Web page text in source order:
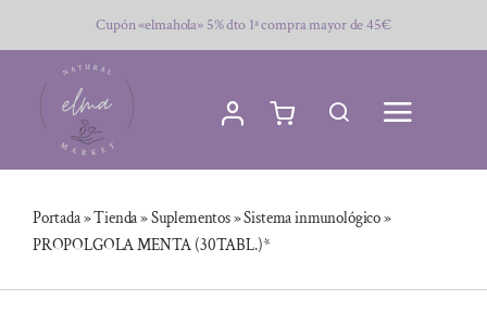
al
contenido
Cupón «elmahola» 5% dto 1ª compra mayor de 45€
Portada»Tienda»Suplementos»Sistema inmunológico»
PROPOLGOLA MENTA (30TABL.)*